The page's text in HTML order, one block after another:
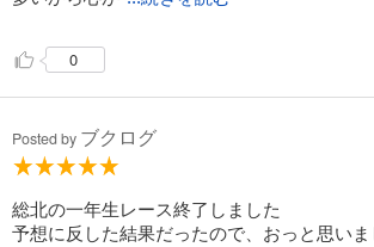
0
Posted by ブクログ
総北の一年生レース終了しました
予想に反した結果だったので、おっと思いま